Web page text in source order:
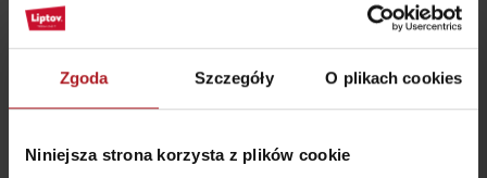
Zgoda Szczegóły O plikach cookies
Niniejsza strona korzysta z plików cookie
Restauracja Rotunda na
Restauracja Chata